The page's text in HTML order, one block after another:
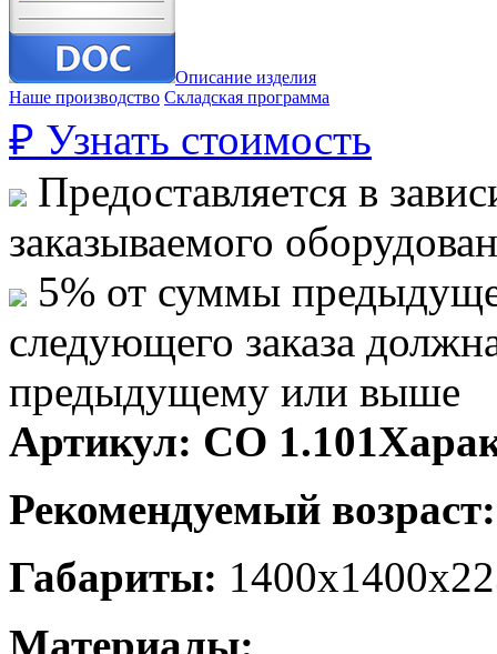
Описание изделия
Наше производство Складская программа
₽ Узнать стоимость
Предоставляется в
заказываемого
5% от суммы
следующего заказа
предыдущему или выше
Артикул: СО 1.101
Рекомендуемый
Габариты:
Материалы: